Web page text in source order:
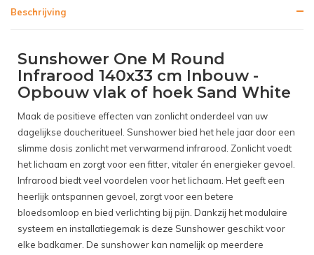
Beschrijving
Sunshower One M Round
Infrarood 140x33 cm Inbouw -
Opbouw vlak of hoek Sand White
Maak de positieve effecten van zonlicht onderdeel van uw
dagelijkse doucheritueel. Sunshower bied het hele jaar door een
slimme dosis zonlicht met verwarmend infrarood. Zonlicht voedt
het lichaam en zorgt voor een fitter, vitaler én energieker gevoel.
Infrarood biedt veel voordelen voor het lichaam. Het geeft een
heerlijk ontspannen gevoel, zorgt voor een betere
bloedsomloop en bied verlichting bij pijn. Dankzij het modulaire
systeem en installatiegemak is deze Sunshower geschikt voor
elke badkamer. De sunshower kan namelijk op meerdere